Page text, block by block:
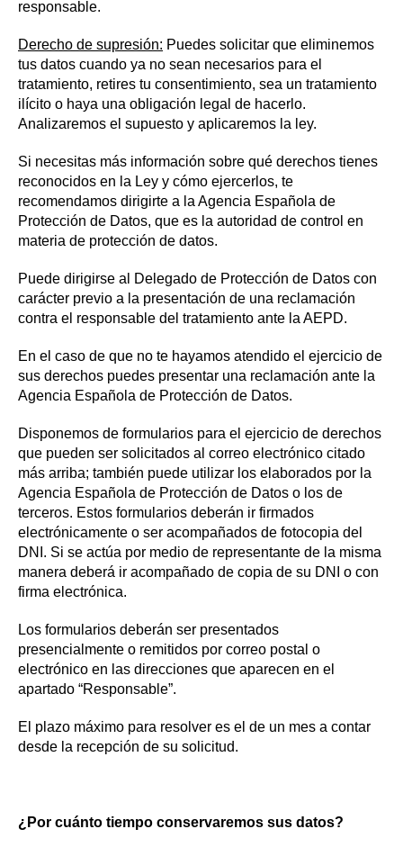
responsable.
Derecho de supresión: Puedes solicitar que eliminemos
tus datos cuando ya no sean necesarios para el
tratamiento, retires tu consentimiento, sea un tratamiento
ilícito o haya una obligación legal de hacerlo.
Analizaremos el supuesto y aplicaremos la ley.
Si necesitas más información sobre qué derechos tienes
reconocidos en la Ley y cómo ejercerlos, te
recomendamos dirigirte a la Agencia Española de
Protección de Datos, que es la autoridad de control en
materia de protección de datos.
Puede dirigirse al Delegado de Protección de Datos con
carácter previo a la presentación de una reclamación
contra el responsable del tratamiento ante la AEPD.
En el caso de que no te hayamos atendido el ejercicio de
sus derechos puedes presentar una reclamación ante la
Agencia Española de Protección de Datos.
Disponemos de formularios para el ejercicio de derechos
que pueden ser solicitados al correo electrónico citado
más arriba; también puede utilizar los elaborados por la
Agencia Española de Protección de Datos o los de
terceros. Estos formularios deberán ir firmados
electrónicamente o ser acompañados de fotocopia del
DNI. Si se actúa por medio de representante de la misma
manera deberá ir acompañado de copia de su DNI o con
firma electrónica.
Los formularios deberán ser presentados
presencialmente o remitidos por correo postal o
electrónico en las direcciones que aparecen en el
apartado “Responsable”.
El plazo máximo para resolver es el de un mes a contar
desde la recepción de su solicitud.
¿Por cuánto tiempo conservaremos sus datos?